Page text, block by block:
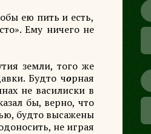
ею пить и есть,
Ему ничего не
земли, того же
Будто чорная
не василиски в
бы, верно, что
будто высажены
не играя